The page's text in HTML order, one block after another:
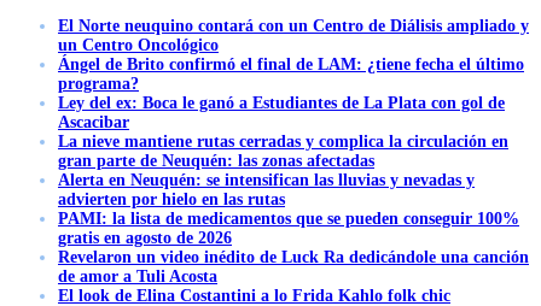
El Norte neuquino contará con un Centro de Diálisis ampliado y
un Centro Oncológico
Ángel de Brito confirmó el final de LAM: ¿tiene fecha el último
programa?
Ley del ex: Boca le ganó a Estudiantes de La Plata con gol de
Ascacibar
La nieve mantiene rutas cerradas y complica la circulación en
gran parte de Neuquén: las zonas afectadas
Alerta en Neuquén: se intensifican las lluvias y nevadas y
advierten por hielo en las rutas
PAMI: la lista de medicamentos que se pueden conseguir 100%
gratis en agosto de 2026
Revelaron un video inédito de Luck Ra dedicándole una canción
de amor a Tuli Acosta
El look de Elina Costantini a lo Frida Kahlo folk chic